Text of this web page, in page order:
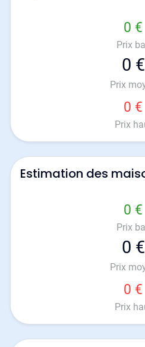
0 €
Prix
0 €
Prix
0 €
Prix
Estimation des
0 €
Prix
0 €
Prix
0 €
Prix